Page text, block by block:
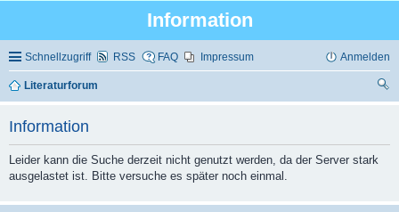
Information
Schnellzugriff RSS FAQ Impressum Anmelden
Literaturforum
Information
Leider kann die Suche derzeit nicht genutzt werden, da der Server stark
ausgelastet ist. Bitte versuche es später noch einmal.